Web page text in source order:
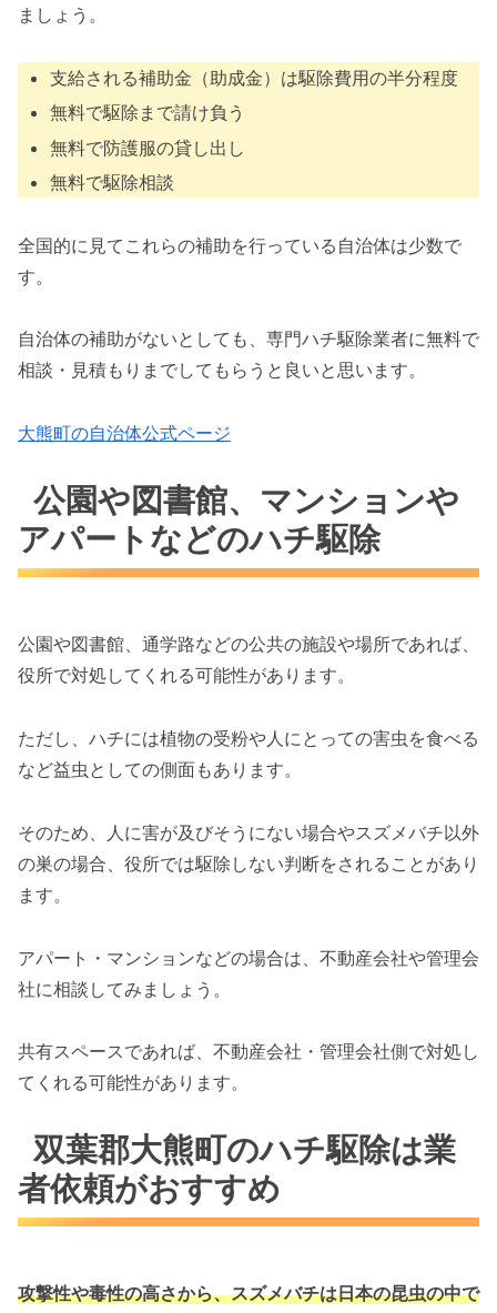
ましょう。
支給される補助金（助成金）は駆除費用の半分程度
無料で駆除まで請け負う
無料で防護服の貸し出し
無料で駆除相談
全国的に見てこれらの補助を行っている自治体は少数で
す。
自治体の補助がないとしても、専門ハチ駆除業者に無料で
相談・見積もりまでしてもらうと良いと思います。
大熊町の自治体公式ページ
公園や図書館、マンションや
アパートなどのハチ駆除
公園や図書館、通学路などの公共の施設や場所であれば、
役所で対処してくれる可能性があります。
ただし、ハチには植物の受粉や人にとっての害虫を食べる
など益虫としての側面もあります。
そのため、人に害が及びそうにない場合やスズメバチ以外
の巣の場合、役所では駆除しない判断をされることがあり
ます。
アパート・マンションなどの場合は、不動産会社や管理会
社に相談してみましょう。
共有スペースであれば、不動産会社・管理会社側で対処し
てくれる可能性があります。
双葉郡大熊町のハチ駆除は業
者依頼がおすすめ
攻撃性や毒性の高さから、スズメバチは日本の昆虫の中で